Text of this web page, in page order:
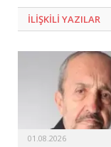
ILIŞKILI YAZILAR
01.08.2026